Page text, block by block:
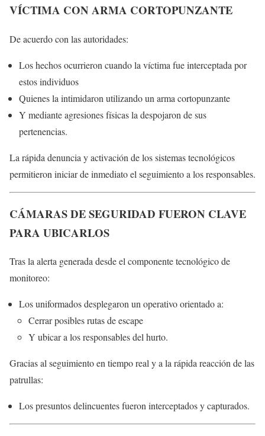
VÍCTIMA CON ARMA CORTOPUNZANTE
De acuerdo con las autoridades:
Los hechos ocurrieron cuando la víctima fue interceptada por
estos individuos
Quienes la intimidaron utilizando un arma cortopunzante
Y mediante agresiones físicas la despojaron de sus
pertenencias.
La rápida denuncia y activación de los sistemas tecnológicos
permitieron iniciar de inmediato el seguimiento a los responsables.
CÁMARAS DE SEGURIDAD FUERON CLAVE
PARA UBICARLOS
Tras la alerta generada desde el componente tecnológico de
monitoreo:
Los uniformados desplegaron un operativo orientado a:
Cerrar posibles rutas de escape
Y ubicar a los responsables del hurto.
Gracias al seguimiento en tiempo real y a la rápida reacción de las
patrullas:
Los presuntos delincuentes fueron interceptados y capturados.